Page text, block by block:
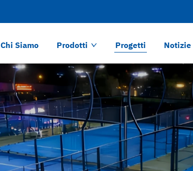
Chi Siamo Prodotti Progetti Notizie